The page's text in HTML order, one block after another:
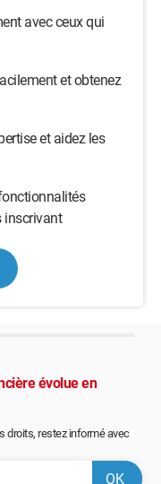
avec ceux qui
et obtenez
et aidez les
inscrivant
évolue en
droits, restez informé avec